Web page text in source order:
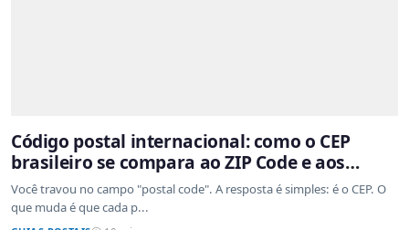
Código postal internacional: como o CEP
brasileiro se compara ao ZIP Code e aos
sistemas de outros países
Você travou no campo "postal code". A resposta é simples: é o CEP. O
que muda é que cada p...